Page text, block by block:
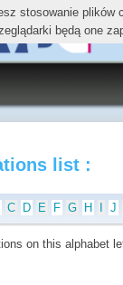
list :
C D E F G H J
on this alphabet
stosowanie
będą one